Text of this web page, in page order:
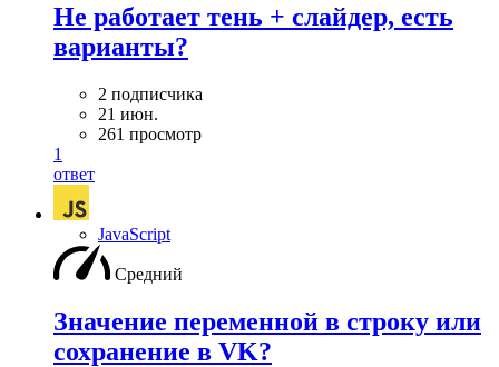
Не работает тень + слайдер, есть
варианты?
2 подписчика
21 июн.
261 просмотр
1
ответ
JavaScript
Средний
Значение переменной в строку или
сохранение в VK?